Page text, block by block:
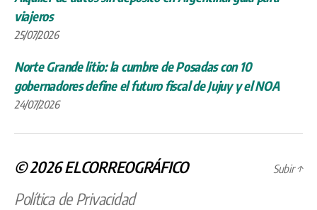
viajeros
25/07/2026
Norte Grande litio: la cumbre de Posadas con 10
gobernadores define el futuro fiscal de Jujuy y el NOA
24/07/2026
© 2026ELCORREOGRÁFICO
Política de Privacidad
Subir↑